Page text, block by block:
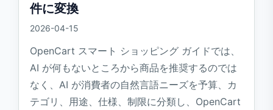
件に変換
2026-04-15
OpenCart スマート ショッピング ガイドでは、
AI が何もないところから商品を推奨するのでは
なく、AI が消費者の自然言語ニーズを予算、カ
テゴリ、用途、仕様、制限に分類し、OpenCart